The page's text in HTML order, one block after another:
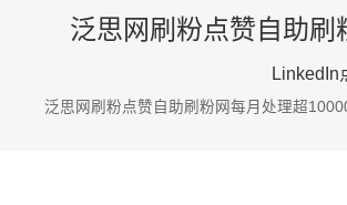
泛思网刷粉点赞自助刷
LinkedIn
泛思网刷粉点赞自助刷粉网每月处理超